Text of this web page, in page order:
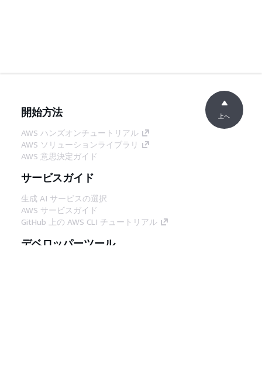
開始方法
AWS ハンズオンチュートリアル
AWS ソリューションライブラリ
AWS 意思決定ガイド
サービスガイド
生成 AI サービスの選択
AWS サービスガイド
GitHub 上の AWS CLI チュートリアル
デベロッパーツール
上へ